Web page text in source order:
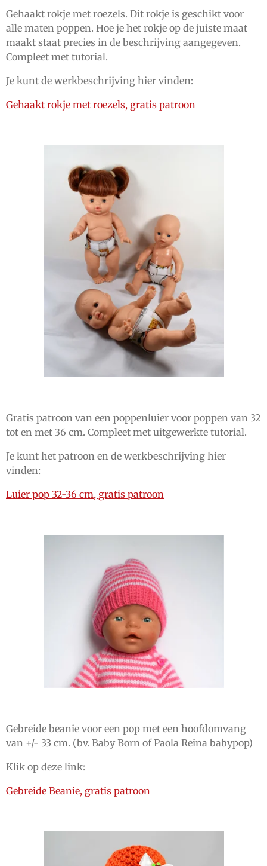
Gehaakt rokje met roezels. Dit rokje is geschikt voor
alle maten poppen. Hoe je het rokje op de juiste maat
maakt staat precies in de beschrijving aangegeven.
Compleet met tutorial.
Je kunt de werkbeschrijving hier vinden:
Gehaakt rokje met roezels, gratis patroon
Gratis patroon van een poppenluier voor poppen van 32
tot en met 36 cm. Compleet met uitgewerkte tutorial.
Je kunt het patroon en de werkbeschrijving hier
vinden:
Luier pop 32-36 cm, gratis patroon
Gebreide beanie voor een pop met een hoofdomvang
van +/- 33 cm. (bv. Baby Born of Paola Reina babypop)
Klik op deze link:
Gebreide Beanie, gratis patroon